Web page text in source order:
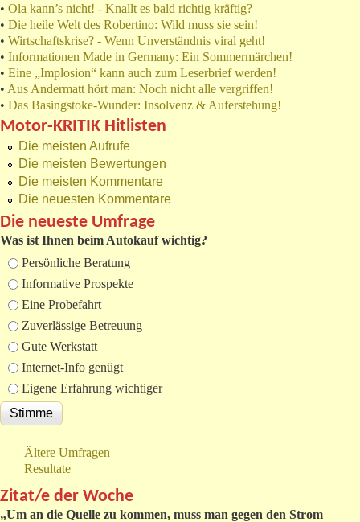
• Ola kann’s nicht! - Knallt es bald richtig kräftig?
• Die heile Welt des Robertino: Wild muss sie sein!
• Wirtschaftskrise? - Wenn Unverständnis viral geht!
• Informationen Made in Germany: Ein Sommermärchen!
• Eine „Implosion“ kann auch zum Leserbrief werden!
• Aus Andermatt hört man: Noch nicht alle vergriffen!
• Das Basingstoke-Wunder: Insolvenz & Auferstehung!
Motor-KRITIK Hitlisten
Die meisten Aufrufe
Die meisten Bewertungen
Die meisten Kommentare
Die neuesten Kommentare
Die neueste Umfrage
Was ist Ihnen beim Autokauf wichtig?
Auswahlmöglichkeiten
Persönliche Beratung
Informative Prospekte
Eine Probefahrt
Zuverlässige Betreuung
Gute Werkstatt
Internet-Info genügt
Eigene Erfahrung wichtiger
Ältere Umfragen
Resultate
Zitat/e der Woche
„Um an die Quelle zu kommen, muss man gegen den Strom